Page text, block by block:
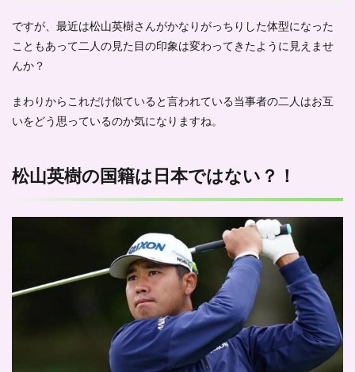
5
松山
は不
乗り
越え
徐々
-ま
と
ですが、最近は松山英樹さんがかなりがっちりした体型になった
こともあって二人の見た目の印象は変わってきたように見えませ
んか？
まわりからこれだけ似ていると言われている当事者の二人はお互
いをどう思っているのか気になりますね。
松山英樹の国籍は日本ではない？！